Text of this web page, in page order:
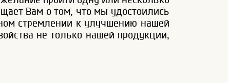
Вам о том, что мы удостоились
стремлении к улучшению нашей
не только нашей продукции,